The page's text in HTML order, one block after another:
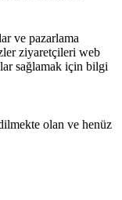
ve pazarlama
ziyaretçileri web
sağlamak için bilgi
olan ve henüz